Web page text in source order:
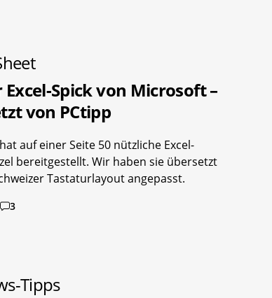
Excel-Spick von Microsoft –
von PCtipp
auf einer Seite 50 nützliche Excel-
bereitgestellt. Wir haben sie übersetzt
Tastaturlayout angepasst.
3
Tipps